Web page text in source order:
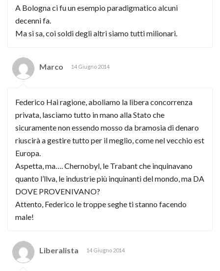
A Bologna ci fu un esempio paradigmatico alcuni
decenni fa.
Ma si sa, coi soldi degli altri siamo tutti milionari.
Marco 14 Giugno 2014
Federico Hai ragione, aboliamo la libera concorrenza
privata, lasciamo tutto in mano alla Stato che
sicuramente non essendo mosso da bramosia di denaro
riuscirà a gestire tutto per il meglio, come nel vecchio est
Europa.
Aspetta, ma…. Chernobyl, le Trabant che inquinavano
quanto l’llva, le industrie più inquinanti del mondo, ma DA
DOVE PROVENIVANO?
Attento, Federico le troppe seghe ti stanno facendo
male!
Liberalista 14 Giugno 2014